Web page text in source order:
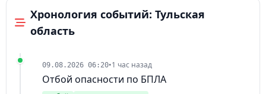
Хронология событий: Тульская
область
09.08.2026 06:20•1 час назад
Отбой опасности по БПЛА